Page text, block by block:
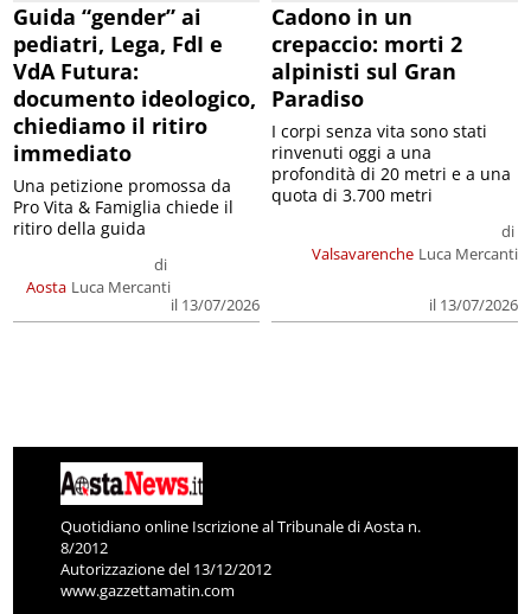
Guida “gender” ai
pediatri, Lega, FdI e
VdA Futura:
documento ideologico,
chiediamo il ritiro
immediato
Aosta
di
Luca Mercanti
il 13/07/2026
Una petizione promossa da
Pro Vita & Famiglia chiede il
ritiro della guida
Cadono in un
crepaccio: morti 2
alpinisti sul Gran
Paradiso
Valsavarenche
di
Luca Mercanti
il 13/07/2026
I corpi senza vita sono stati
rinvenuti oggi a una
profondità di 20 metri e a una
quota di 3.700 metri
Quotidiano online Iscrizione al Tribunale di Aosta n.
8/2012
Autorizzazione del 13/12/2012
www.gazzettamatin.com